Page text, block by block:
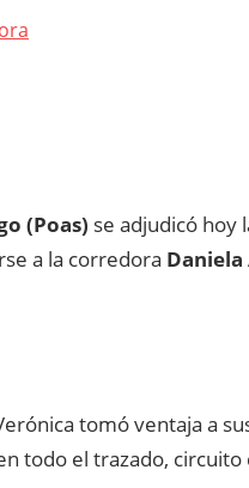
(Poas) se adjudicó hoy
a la corredora Daniela
tomó ventaja a
todo el trazado,